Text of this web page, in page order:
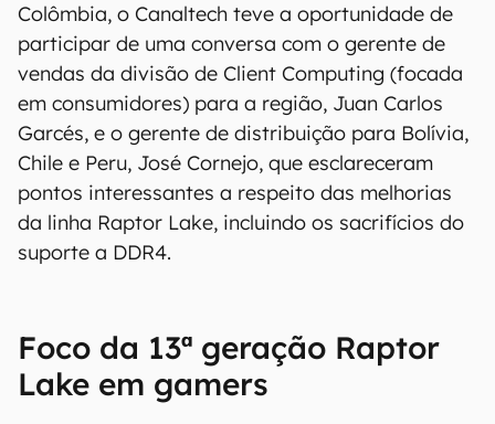
Colômbia, o Canaltech teve a oportunidade de
participar de uma conversa com o gerente de
vendas da divisão de Client Computing (focada
em consumidores) para a região, Juan Carlos
Garcés, e o gerente de distribuição para Bolívia,
Chile e Peru, José Cornejo, que esclareceram
pontos interessantes a respeito das melhorias
da linha Raptor Lake, incluindo os sacrifícios do
suporte a DDR4.
Foco da 13ª geração Raptor
Lake em gamers